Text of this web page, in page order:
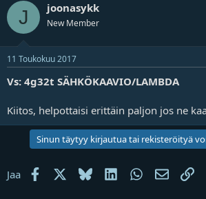
J joonasykk
New Member
11 Toukokuu 2017
Vs: 4g32t SÄHKÖKAAVIO/LAMBDA
Kiitos, helpottaisi erittäin paljon jos ne
Sinun täytyy kirjautua tai rekisteröityä
Jaa Facebook BlueskyLinkedInWhatsApp